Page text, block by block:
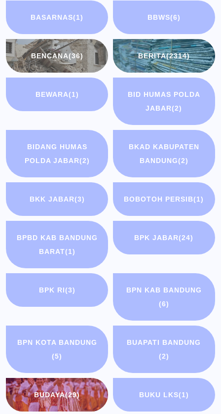
BASARNAS(1) BBWS(6)
BENCANA(36) BERITA(2314)
BEWARA(1)
BID HUMAS POLDA
JABAR(2)
BIDANG HUMAS
POLDA JABAR(2)
BKAD KABUPATEN
BANDUNG(2)
BKK JABAR(3) BOBOTOH PERSIB(1)
BPBD KAB BANDUNG
BARAT(1)
BPK JABAR(24)
BPK RI(3)
BPN KAB BANDUNG
(6)
BPN KOTA BANDUNG
(5)
BUAPATI BANDUNG
(2)
BUDAYA(29) BUKU LKS(1)